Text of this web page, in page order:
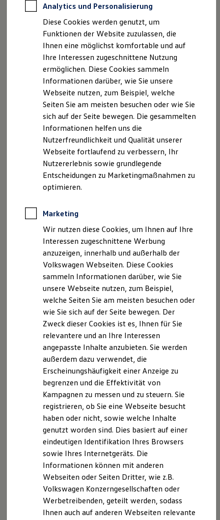
Zertifizierte Gebrauchtwagen
Für Privatkunden
Für Gewerbekunden
Leasing
Für Privatkunden
Für Gewerbekunden
Versicherungen & Garantien
Garantien
Kfz-Versicherung für Nutzfahrzeuge
Restschuldversicherung
Wartungsverträge
Besitzer & Service
Reparatur & Service
Sommer-Special
Reparatur, Pflege & Inspektion
Servicetermin anfragen
Service-Vorteile bei Volkswagen Nutzfahrzeuge
ServicePlus
Economy Service
Räder & Reifen Service
Ersatzfahrzeuge
Software, Konnektivität & Apps
California App
VW Connect für Ihren ID. Buzz
VW Connect für Ihren Transporter/Caravelle
VW Connect für Ihren Amarok
VW Connect für andere Modelle
Connect Pro
Fleet Interface Data
Multistop Pathfinder
Übersicht Software Updates
Hilfreiches für Besitzer
Fahrerassistenz- und Sicherheitssysteme
Kontrollleuchten
Kurzfahrprofile und Ölverdünnung
XTL-Dieselkraftstoff
Ersatzteile und Betriebsflüssigkeiten
Original Zubehör und Lifestyle Produkte
myVolkswagen
myVolkswagen Business
Elektrisch & Autonom
Elektro - & Hybridfahrzeuge
Unser Ansatz
Klimafreundlicher Strom
Reichweite & Ladelösungen
Reichweitensimulator
Ladezeitensimulator
Ladelösungen für Privatkunden
Ladelösungen für Gewerbekunden
Wallbox und Ladekabel
Förderung & Kosten der Elektrofahrzeuge
Fördermöglichkeiten für Privatkunden
Fördermöglichkeiten für Gewerbekunden
Analytics und Personalisierung
Diese Cookies werden genutzt, um
Funktionen der Website zuzulassen, die
Ihnen eine möglichst komfortable und auf
Ihre Interessen zugeschnittene Nutzung
ermöglichen. Diese Cookies sammeln
Informationen darüber, wie Sie unsere
Webseite nutzen, zum Beispiel, welche
Seiten Sie am meisten besuchen oder wie Sie
sich auf der Seite bewegen. Die gesammelten
Informationen helfen uns die
Nutzerfreundlichkeit und Qualität unserer
Webseite fortlaufend zu verbessern, Ihr
Nutzererlebnis sowie grundlegende
Entscheidungen zu Marketingmaßnahmen zu
optimieren.
Marketing
Wir nutzen diese Cookies, um Ihnen auf Ihre
Interessen zugeschnittene Werbung
anzuzeigen, innerhalb und außerhalb der
Volkswagen Webseiten. Diese Cookies
sammeln Informationen darüber, wie Sie
unsere Webseite nutzen, zum Beispiel,
welche Seiten Sie am meisten besuchen oder
wie Sie sich auf der Seite bewegen. Der
Zweck dieser Cookies ist es, Ihnen für Sie
relevantere und an Ihre Interessen
angepasste Inhalte anzubieten. Sie werden
außerdem dazu verwendet, die
Erscheinungshäufigkeit einer Anzeige zu
begrenzen und die Effektivität von
Kampagnen zu messen und zu steuern. Sie
registrieren, ob Sie eine Webseite besucht
haben oder nicht, sowie welche Inhalte
genutzt worden sind. Dies basiert auf einer
eindeutigen Identifikation Ihres Browsers
sowie Ihres Internetgeräts. Die
Informationen können mit anderen
Webseiten oder Seiten Dritter, wie z.B.
Volkswagen Konzerngesellschaften oder
Werbetreibenden, geteilt werden, sodass
Ihnen auch auf anderen Webseiten relevante